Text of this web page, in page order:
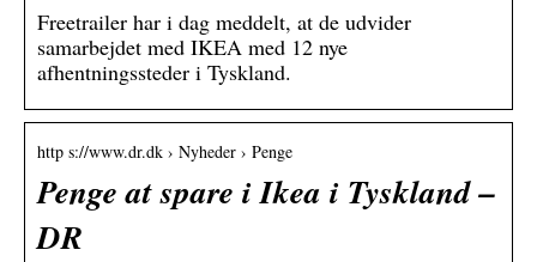
Freetrailer har i dag meddelt, at de udvider
samarbejdet med IKEA med 12 nye
afhentningssteder i Tyskland.
http s://www.dr.dk › Nyheder › Penge
Penge at spare i Ikea i Tyskland –
DR